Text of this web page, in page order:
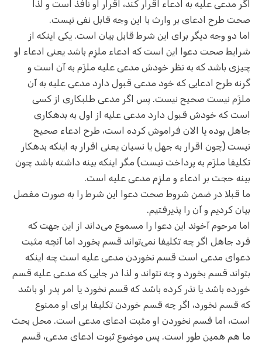
اگر مدعی علیه به ادعاء اقرار کند، اقرار او نافذ است و لذا
صحت طرح ادعای بر وارث با این وجه قابل نفی نیست.
اما دو وجه دیگر برای این شرط قابل بیان است. یکی اینکه از
شرایط صحت دعوا این است که ادعاء ملزِم باشد یعنی ادعاء او
چیزی باشد که به نظر خودش مدعی علیه ملزَم به آن است و
گرنه طرح ادعایی که خود مدعی قبول دارد مدعی علیه به آن
ملزَم نیست صحیح نیست. پس اگر مدعی طلبکاری از کسی
است که خودش قبول دارد مدعی علیه از اول به بدهکاری
جاهل بوده یا الان فراموش کرده است، طرح ادعاء صحیح
نیست (چون اقرار به جهل یا نسیان یعنی اقرار به اینکه بدهکار
تکلیفا ملزَم به پرداخت نیست) مگر اینکه بینه داشته باشد چون
بینه حجت بر ادعاء و ملزِم مدعی علیه است.
ما قبلا در ضمن شروط صحت دعوا این شرط را به صورت مفصل
بیان کردیم و آن را پذیرفتیم.
اما مرحوم آخوند این دعوا را مسموع می‌داند از این جهت که
فرد جاهل اگر چه تکلیفا نمی‌تواند قسم بخورد اما آنچه مثبت
دعوای مدعی است قسم نخوردن مدعی علیه است چه اینکه
بتواند قسم بخورد و چه نتواند و لذا در جایی که مدعی علیه قسم
خورده باشد یا نذر کرده باشد که قسم نخورد یا امر پدر او باشد
که قسم نخورد، اگر چه قسم خوردن تکلیفا برای او ممنوع
است، اما قسم نخوردن او مثبت ادعای مدعی است. محل بحث
ما هم همین طور است. پس موضوع ثبوت ادعای مدعی، قسم